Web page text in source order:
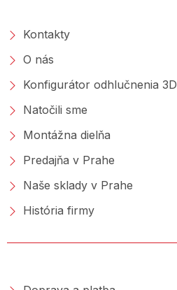
Kontakty
O nás
Konfigurátor odhlučnenia 3D
Natočili sme
Montážna dielňa
Predajňa v Prahe
Naše sklady v Prahe
História firmy